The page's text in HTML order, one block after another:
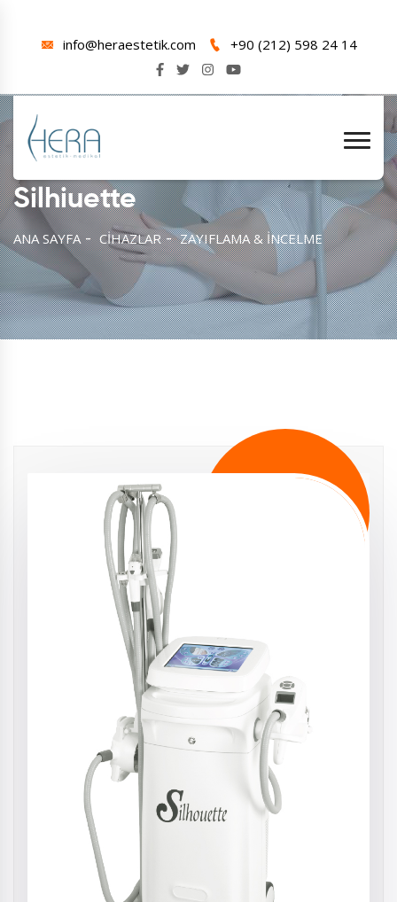
info@heraestetik.com +90 (212) 598 24 14
Silhiuette
ANA SAYFA CİHAZLAR ZAYIFLAMA & İNCELME